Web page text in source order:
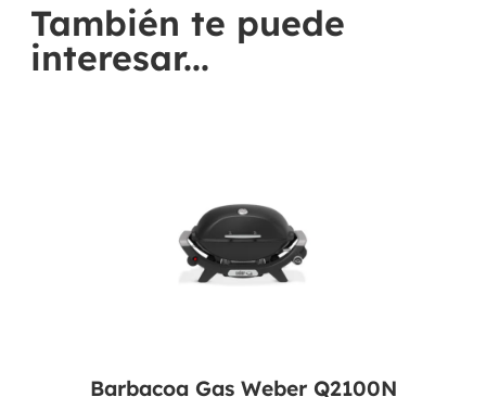
También te puede
interesar...
Barbacoa Gas Weber Q2100N